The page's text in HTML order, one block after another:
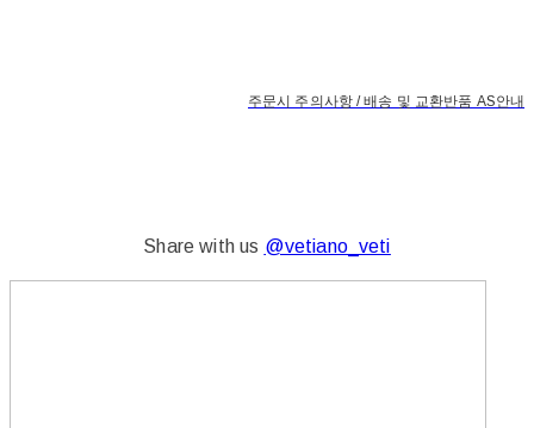
주문시 주의사항 / 배송 및 교환반품 AS안내
Share with us @vetiano_veti